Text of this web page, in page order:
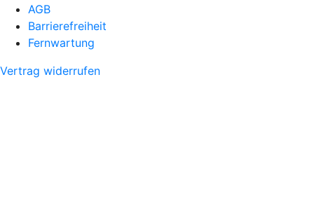
AGB
Barrierefreiheit
Fernwartung
Vertrag widerrufen